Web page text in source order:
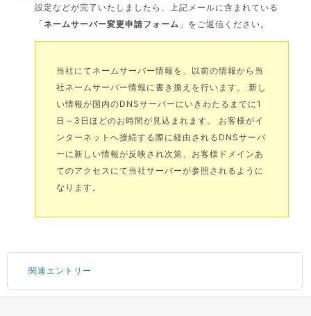
設定などが完了いたしましたら、上記メールに含まれている
「ネームサーバー変更申請フォーム 」をご返信ください。
当社にてネームサーバー情報を、以前の情報から当
社ネームサーバー情報に書き換えを行います。 新し
い情報が国内のDNSサーバーにいきわたるまでに1
日～3日ほどのお時間が見込まれます。 お客様がイ
ンターネットへ接続する際に経由されるDNSサーバ
ーに新しい情報が反映され次第、お客様ドメインあ
てのアクセスにて当社サーバーが参照されるように
なります。
関連エントリー